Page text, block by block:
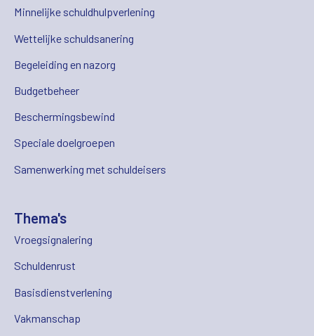
Minnelijke schuldhulpverlening
Wettelijke schuldsanering
Begeleiding en nazorg
Budgetbeheer
Beschermingsbewind
Speciale doelgroepen
Samenwerking met schuldeisers
Thema's
Vroegsignalering
Schuldenrust
Basisdienstverlening
Vakmanschap